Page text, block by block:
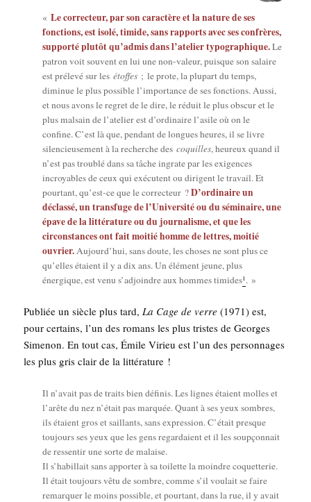
«Le cor­rec­teur, par son carac­tère et la nature de ses
fonc­tions, est iso­lé, timide, sans rap­ports avec ses confrères,
sup­por­té plu­tôt qu’admis dans l’atelier typo­gra­phique.Le
patron voit sou­vent en lui une non-valeur, puisque son salaire
est pré­le­vé sur lesétoffes ; le prote, la plu­part du temps,
dimi­nue le plus pos­sible l’importance de ses fonc­tions. Aus­si,
et nous avons le regret de le dire, le réduit le plus obs­cur et le
plus mal­sain de l’atelier est d’ordinaire l’asile où on le
confine. C’est là que, pen­dant de longues heures, il se livre
silen­cieu­se­ment à la recherche descoquilles, heu­reux quand il
n’est pas trou­blé dans sa tâche ingrate par les exi­gences
incroyables de ceux qui exé­cutent ou dirigent le tra­vail. Et
pour­tant, qu’est-ce que le cor­rec­teur ?D’ordinaire un
déclas­sé, un trans­fuge de l’Université ou du sémi­naire, une
épave de la lit­té­ra­ture ou du jour­na­lisme, et que les
cir­cons­tances ont fait moi­tié homme de lettres, moi­tié
ouvrier.Aujourd’hui, sans doute, les choses ne sont plus ce
qu’elles étaient il y a dix ans. Un élé­ment jeune, plus
éner­gique, est venu s’adjoindre aux hommes timides1 . »
Publiée un siècle plus tard, La Cage de verre (1971) est,
pour cer­tains, l’un des romans les plus tristes de Georges
Sime­non. En tout cas, Émile Virieu est l’un des per­son­nages
les plus gris clair de la littérature !
Il n’avait pas de traits bien défi­nis. Les lignes étaient molles et
l’arête du nez n’était pas mar­quée. Quant à ses yeux sombres,
ils étaient gros et saillants, sans expres­sion. C’était presque
tou­jours ses yeux que les gens regar­daient et il les soup­çon­nait
de res­sen­tir une sorte de malaise.
Il s’habillait sans appor­ter à sa toi­lette la moindre coquet­te­rie.
Il était tou­jours vêtu de sombre, comme s’il vou­lait se faire
remar­quer le moins pos­sible, et pour­tant, dans la rue, il y avait